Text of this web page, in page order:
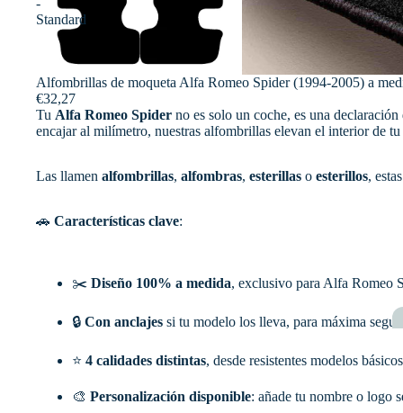
Standard
Alfombrillas de moqueta Alfa Romeo Spider (1994-2005) a
€32,27
Tu Alfa Romeo Spider no es solo un coche, es una
encajar al milímetro, nuestras alfombrillas elevan el interior de
Las llamen alfombrillas, alfombras, esterillas o esterillos,
🚗 Características clave:
✂️ Diseño 100% a medida, exclusivo para Alfa Romeo
🔒 Con anclajes si tu modelo los lleva, para máxima
⭐ 4 calidades distintas, desde resistentes modelos
🎨 Personalización disponible: añade tu nombre o logo